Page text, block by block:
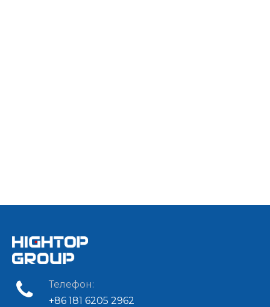
Телефон:
+86 181 6205 2962